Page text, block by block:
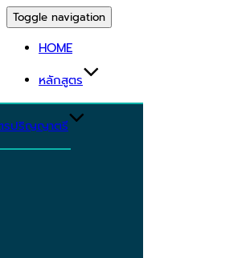
Toggle navigation
HOME
หลักสูตร
รปริญญาตรี